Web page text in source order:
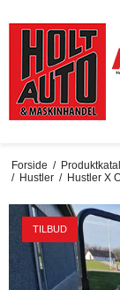
Forside /
/ Hustler / Hustler X
TILBUD